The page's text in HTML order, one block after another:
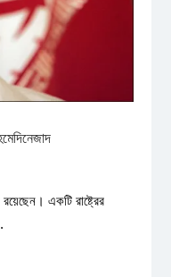
একটি রাষ্ট্রের